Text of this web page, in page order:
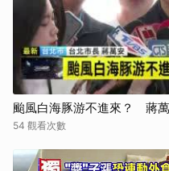
颱風白海豚游不進來？ 蔣
54 觀看次數